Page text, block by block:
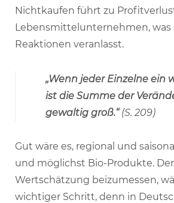
Nichtkaufen führt zu
Lebensmittelunternehmen, was
Reaktionen veranlasst.
„Wenn jeder Einzelne ein
ist die Summe der
gewaltig groß.“(S. 209)
Gut wäre es, regional und
und möglichst Bio-Produkte.
Wertschätzung beizumessen,
wichtiger Schritt, denn in